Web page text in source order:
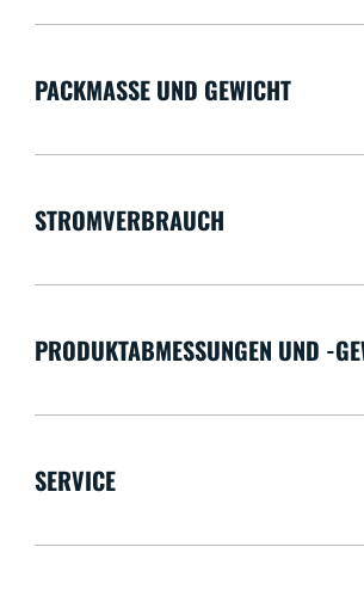
PACKMASSE UND GEWICHT
STROMVERBRAUCH
PRODUKTABMESSUNGEN UND -
SERVICE